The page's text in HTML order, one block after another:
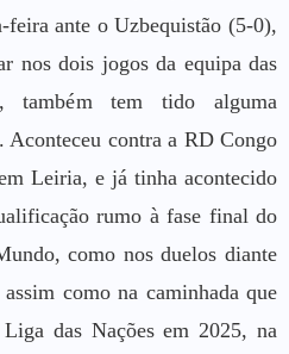
ante o Uzbequistão (5-0),
nos dois jogos da equipa das
também tem tido alguma
Aconteceu contra a RD Congo
Leiria, e já tinha acontecido
rumo à fase final do
como nos duelos diante
como na caminhada que
das Nações em 2025, na